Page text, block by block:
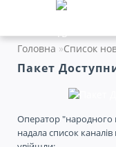
Головна Список
Пакет
Оператор "народного
надала список каналів